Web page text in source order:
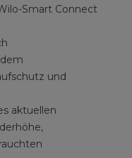
Smart Connect
und
aktuellen